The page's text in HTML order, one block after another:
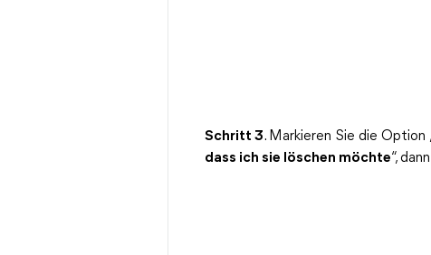
Schritt 3. Markieren Sie die Option
dass ich sie löschen möchte“,